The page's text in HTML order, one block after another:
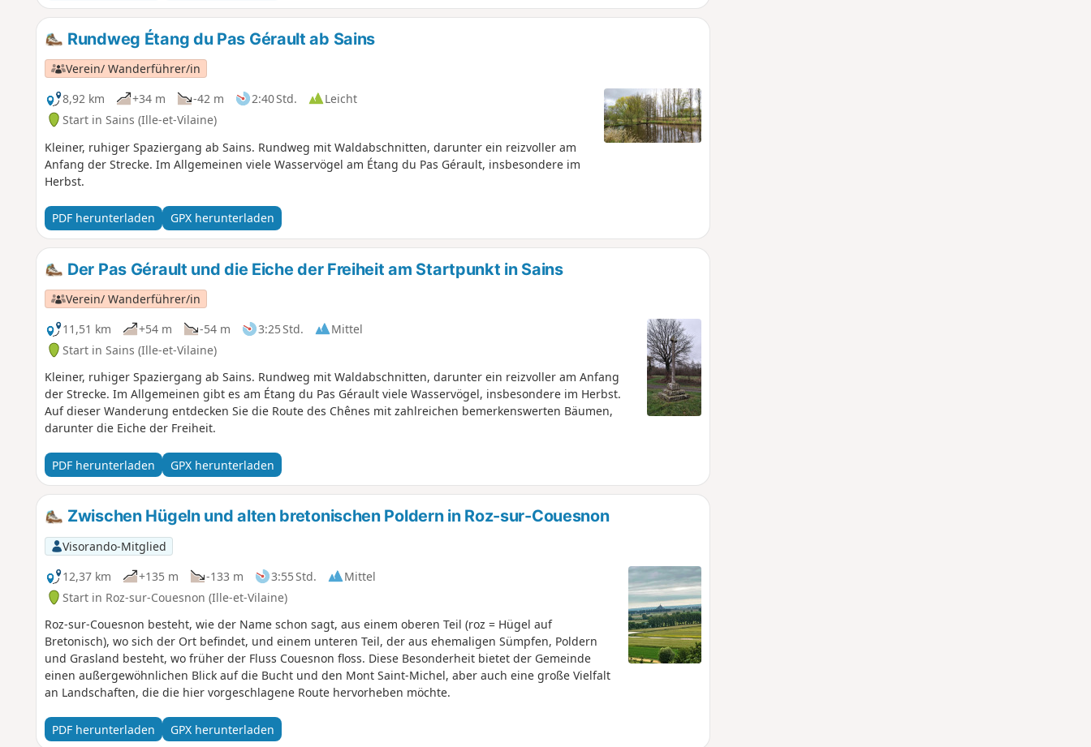
Rundweg Étang du Pas Gérault ab Sains
Verein/ Wanderführer/in
8,92 km
+34 m -42 m 2:40 Std.
Leicht
Start in Sains (Ille-et-Vilaine)
Kleiner, ruhiger Spaziergang ab Sains. Rundweg mit Waldabschnitten, darunter ein reizvoller am
Anfang der Strecke. Im Allgemeinen viele Wasservögel am Étang du Pas Gérault, insbesondere im
Herbst.
PDF herunterladen GPX herunterladen
Der Pas Gérault und die Eiche der Freiheit am Startpunkt in Sains
Verein/ Wanderführer/in
11,51 km
+54 m -54 m 3:25 Std.
Mittel
Start in Sains (Ille-et-Vilaine)
Kleiner, ruhiger Spaziergang ab Sains. Rundweg mit Waldabschnitten, darunter ein reizvoller am Anfang
der Strecke. Im Allgemeinen gibt es am Étang du Pas Gérault viele Wasservögel, insbesondere im Herbst.
Auf dieser Wanderung entdecken Sie die Route des Chênes mit zahlreichen bemerkenswerten Bäumen,
darunter die Eiche der Freiheit.
PDF herunterladen GPX herunterladen
Zwischen Hügeln und alten bretonischen Poldern in Roz-sur-Couesnon
Visorando-Mitglied
12,37 km
+135 m -133 m 3:55 Std.
Mittel
Start in Roz-sur-Couesnon (Ille-et-Vilaine)
Roz-sur-Couesnon besteht, wie der Name schon sagt, aus einem oberen Teil (roz = Hügel auf
Bretonisch), wo sich der Ort befindet, und einem unteren Teil, der aus ehemaligen Sümpfen, Poldern
und Grasland besteht, wo früher der Fluss Couesnon floss. Diese Besonderheit bietet der Gemeinde
einen außergewöhnlichen Blick auf die Bucht und den Mont Saint-Michel, aber auch eine große Vielfalt
an Landschaften, die die hier vorgeschlagene Route hervorheben möchte.
PDF herunterladen GPX herunterladen